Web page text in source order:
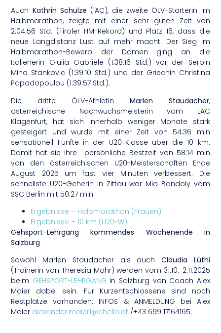
Auch Kathrin Schulze (IAC), die zweite ÖLV-Starterin im
Halbmarathon, zeigte mit einer sehr guten Zeit von
2:04:56 Std. (Tiroler HM-Rekord) und Platz 16, dass die
neue Langdistanz Lust auf mehr macht. Der Sieg im
Halbmarathon-Bewerb der Damen ging an die
Italienerin Giulia Gabriele (1:38:16 Std.) vor der Serbin
Mina Stankovic (1:39:10 Std.) und der Griechin Christina
Papadopoulou (1:39:57 Std.).
Die dritte ÖLV-Athletin Marlen Staudacher,
österreichische Nachwuchsmeisterin vom LAC
Klagenfurt, hat sich innerhalb weniger Monate stark
gesteigert und wurde mit einer Zeit von 54:36 min
sensationell Fünfte in der U20-Klasse über die 10 km.
Damit hat sie ihre persönliche Bestzeit von 58:14 min
von den österreichischen U20-Meisterschaften Ende
August 2025 um fast vier Minuten verbessert. Die
schnellste U20-Geherin in Zittau war Mia Bandoly vom
SSC Berlin mit 50:27 min.
Ergebnisse – Halbmarathon (Frauen)
Ergebnisse – 10 km (U20-W)
Gehsport-Lehrgang kommendes Wochenende in
Salzburg
Sowohl Marlen Staudacher als auch Claudia Lüthi
(Trainerin von Theresia Mohr) werden vom 31.10.-2.11.2025
beim GEHSPORT-LEHRGANG in Salzburg von Coach Alex
Maier dabei sein. Für Kurzentschlossene sind noch
Restplätze vorhanden: INFOS & ANMELDUNG bei Alex
Maier alexander.maier1@chello.at /+43 699 17164165.